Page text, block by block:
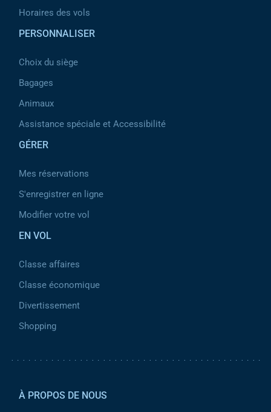
Horaires des vols
PERSONNALISER
Choix du siège
Bagages
Animaux
Assistance spéciale et Accessibilité
GÉRER
Mes réservations
S'enregistrer en ligne
Modifier votre vol
EN VOL
Classe affaires
Classe économique
Divertissement
Shopping
À PROPOS DE NOUS